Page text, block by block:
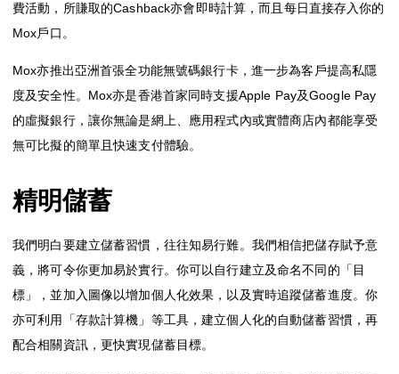
費活動，所賺取的Cashback亦會即時計算，而且每日直接存入你的
Mox戶口。
Mox亦推出亞洲首張全功能無號碼銀行卡，進一步為客戶提高私隱
度及安全性。Mox亦是香港首家同時支援Apple Pay及Google Pay
的虛擬銀行，讓你無論是網上、應用程式內或實體商店內都能享受
無可比擬的簡單且快速支付體驗。
精明儲蓄
我們明白要建立儲蓄習慣，往往知易行難。我們相信把儲存賦予意
義，將可令你更加易於實行。你可以自行建立及命名不同的「目
標」，並加入圖像以增加個人化效果，以及實時追蹤儲蓄進度。你
亦可利用「存款計算機」等工具，建立個人化的自動儲蓄習慣，再
配合相關資訊，更快實現儲蓄目標。